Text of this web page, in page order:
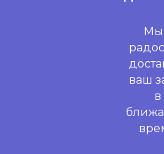
Мы
ваш
в